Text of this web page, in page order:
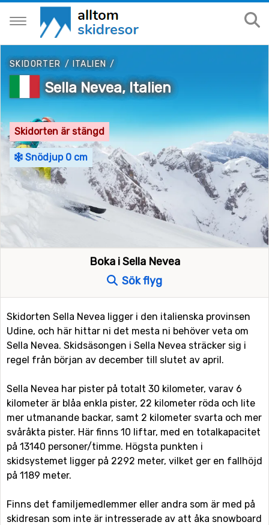
SKIDORTER /ITALIEN/
Sella Nevea, Italien
Skidorten är stängd
Snödjup 0 cm
Boka i Sella Nevea
Sök flyg
Skidorten Sella Nevea ligger i den italienska provinsen
Udine, och här hittar ni det mesta ni behöver veta om
Sella Nevea. Skidsäsongen i Sella Nevea sträcker sig i
regel från början av december till slutet av april.
Sella Nevea har pister på totalt 30 kilometer, varav 6
kilometer är blåa enkla pister, 22 kilometer röda och lite
mer utmanande backar, samt 2 kilometer svarta och mer
svåråkta pister. Här finns 10 liftar, med en totalkapacitet
på 13140 personer/timme. Högsta punkten i
skidsystemet ligger på 2292 meter, vilket ger en fallhöjd
på 1189 meter.
Finns det familjemedlemmer eller andra som är med på
skidresan som inte är intresserade av att åka snowboard